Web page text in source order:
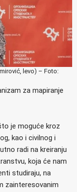
levo) – Foto:
za mapiranje
je moguće kroz
kao i civilnog i
radi na kreiranju
koja će nam
studiraju, na
zainteresovanim